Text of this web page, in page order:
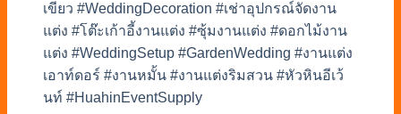
เขียว #WeddingDecoration #เช่าอุปกรณ์จัดงาน
แต่ง #โต๊ะเก้าอี้งานแต่ง #ซุ้มงานแต่ง #ดอกไม้งาน
แต่ง #WeddingSetup #GardenWedding #งานแต่ง
เอาท์ดอร์ #งานหมั้น #งานแต่งริมสวน #หัวหินอีเว้
นท์ #HuahinEventSupply